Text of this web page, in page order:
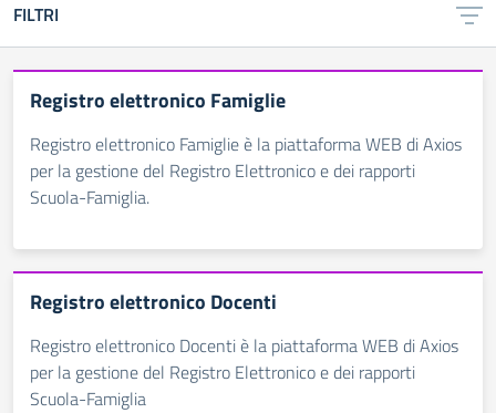
FILTRI
Registro elettronico Famiglie
Registro elettronico Famiglie è la piattaforma WEB di Axios
per la gestione del Registro Elettronico e dei rapporti
Scuola-Famiglia.
Registro elettronico Docenti
Registro elettronico Docenti è la piattaforma WEB di Axios
per la gestione del Registro Elettronico e dei rapporti
Scuola-Famiglia